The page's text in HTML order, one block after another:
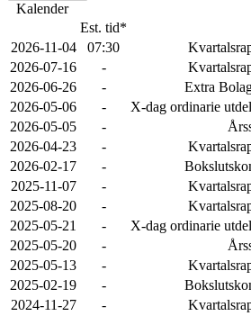
Kalender
Est. tid*
2026-11-04
07:30
2026-07-16
-
2026-06-26
-
Extra
2026-05-06
-
X-dag ordinarie
2026-05-05
-
2026-04-23
-
2026-02-17
-
2025-11-07
-
2025-08-20
-
2025-05-21
-
X-dag ordinarie
2025-05-20
-
2025-05-13
-
2025-02-19
-
2024-11-27
-